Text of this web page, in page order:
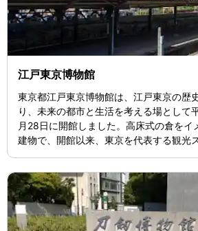
江戸東京博物館
東京都江戸東京博物館は、江戸東京の歴
り、未来の都市と生活を考える場として
月28日に開館しました。高床式の倉をイ
建物で、開館以来、東京を代表する観光
化を実物資料や復元模型等を用いて紹介
1階展示室で開催される年5～6回の特別
験教室など様々な活動を展開しています